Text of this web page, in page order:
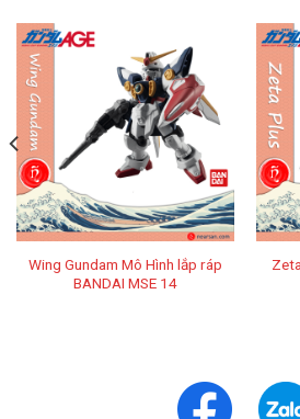
Wing Gundam Mô Hình lắp ráp
BANDAI MSE 14